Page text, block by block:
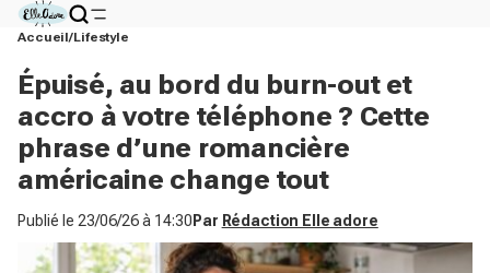
Accueil Lifestyle
Épuisé, au bord du burn-out et
accro à votre téléphone ? Cette
phrase d’une romancière
américaine change tout
Publié le 23/06/26 à 14:30 Par Rédaction Elle adore